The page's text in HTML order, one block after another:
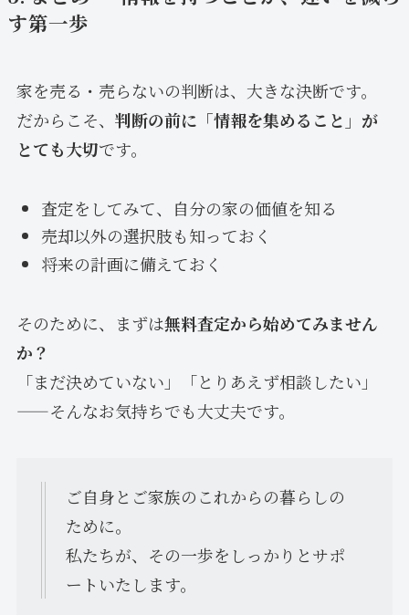
す第一歩
家を売る・売らないの判断は、大きな決断です。
だからこそ、 判断の前に「情報を集めること」が
とても大切です。
査定をしてみて、自分の家の価値を知る
売却以外の選択肢も知っておく
将来の計画に備えておく
そのために、まずは無料査定から始めてみません
か？
「まだ決めていない」「とりあえず相談したい」
——そんなお気持ちでも大丈夫です。
ご自身とご家族のこれからの暮らしの
ために。
私たちが、その一歩をしっかりとサポ
ートいたします。